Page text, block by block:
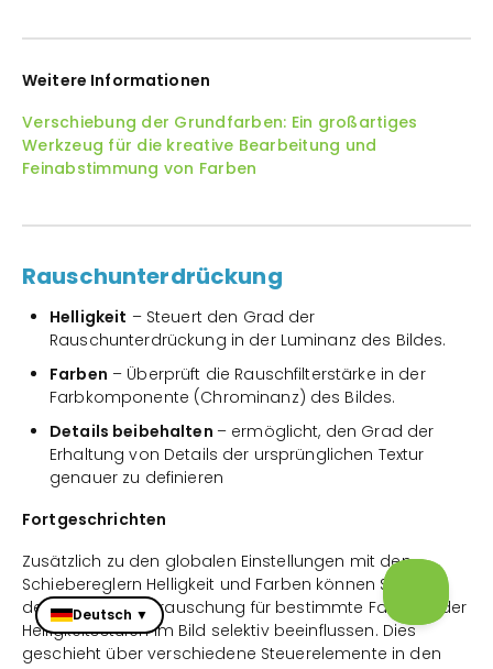
Deutsch ▼
Weitere Informationen
Verschiebung der Grundfarben: Ein großartiges
Werkzeug für die kreative Bearbeitung und
Feinabstimmung von Farben
Rauschunterdrückung
Helligkeit – Steuert den Grad der
Rauschunterdrückung in der Luminanz des Bildes.
Farben – Überprüft die Rauschfilterstärke in der
Farbkomponente (Chrominanz) des Bildes.
Details beibehalten – ermöglicht, den Grad der
Erhaltung von Details der ursprünglichen Textur
genauer zu definieren
Fortgeschrichten
Zusätzlich zu den globalen Einstellungen mit den
Schiebereglern Helligkeit und Farben können Sie auch
den Grad der Entrauschung für bestimmte Farben oder
Helligkeitsstufen im Bild selektiv beeinflussen. Dies
geschieht über verschiedene Steuerelemente in den